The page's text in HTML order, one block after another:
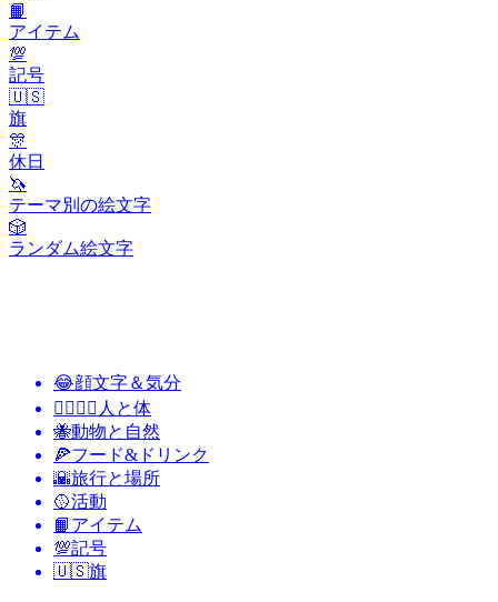
📙
アイテム
💯
記号
🇺🇸
旗
🎊
休日
🦄
テーマ別の絵文字
🎲
ランダム絵文字
😂顔文字＆気分
👩‍❤️‍💋‍👨 人と体
🐝動物と自然
🍕フード&ドリンク
🌇旅行と場所
🥎活動
📙 アイテム
💯記号
🇺🇸旗